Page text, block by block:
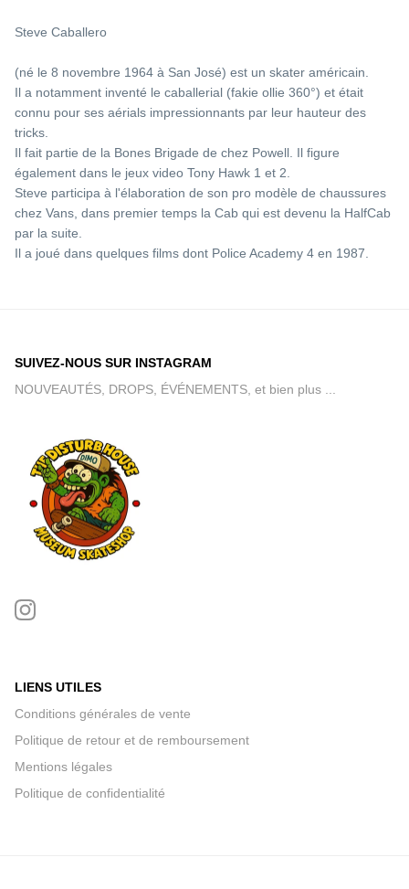
Steve Caballero
(né le 8 novembre 1964 à San José) est un skater américain.
Il a notamment inventé le caballerial (fakie ollie 360°) et était
connu pour ses aérials impressionnants par leur hauteur des
tricks.
Il fait partie de la Bones Brigade de chez Powell. Il figure
également dans le jeux video Tony Hawk 1 et 2.
Steve participa à l'élaboration de son pro modèle de chaussures
chez Vans, dans premier temps la Cab qui est devenu la HalfCab
par la suite.
Il a joué dans quelques films dont Police Academy 4 en 1987.
SUIVEZ-NOUS SUR INSTAGRAM
NOUVEAUTÉS, DROPS, ÉVÉNEMENTS, et bien plus ...
LIENS UTILES
Conditions générales de vente
Politique de retour et de remboursement
Mentions légales
Politique de confidentialité